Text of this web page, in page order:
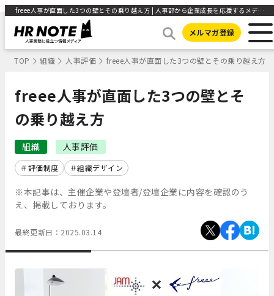
freee人事が直面した3つの壁とその乗り越え方 | 人事部から企業成長を応援するメディアHR NOTE
メルマガ登録
TOP 組織 人事評価 freee人事が直面した3つの壁とその乗り越え方
freee人事が直面した3つの壁とそ
の乗り越え方
組織 人事評価
評価制度 組織デザイン
※本記事は、主催企業や登壇者/登壇企業に内容を確認のう
え、掲載しております。
最終更新日： 2025.03.14